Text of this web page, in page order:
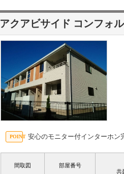
アクアビサイド コンフォ
安心のモニター付インターホン
間取図 部屋番号
共